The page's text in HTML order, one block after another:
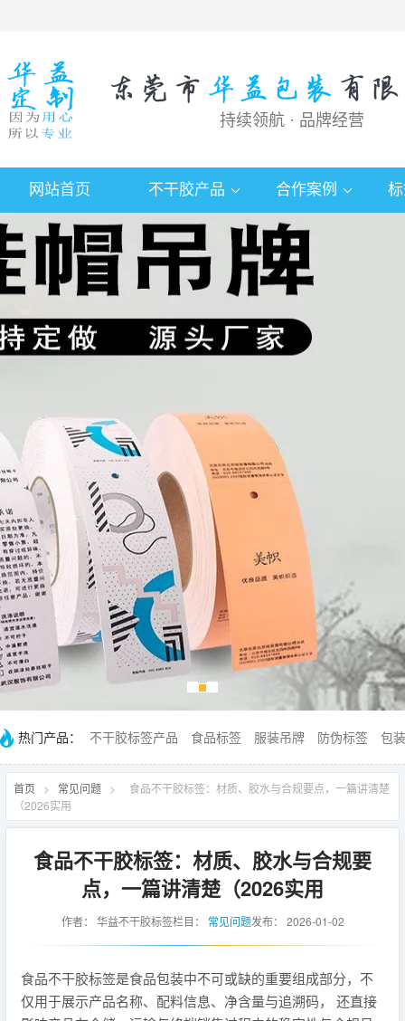
持续领航 · 品牌经营
网站首页 不干胶产品 合作案例
热门产品： 不干胶标签产品 食品标签 服装吊牌 防伪标签 包
首页 > 常见问题 >
食品不干胶标签：材质、胶水与合规要点，一篇讲清楚
（2026实用
食品不干胶标签：材质、胶水与合规要
点，一篇讲清楚（2026实用
作者： 华益不干胶标签栏目： 常见问题发布： 2026-01-02
食品不干胶标签是食品包装中不可或缺的重要组成部分，不
仅用于展示产品名称、配料信息、净含量与追溯码， 还直接